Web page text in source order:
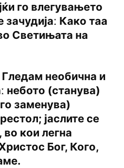
го влегувањето
зачудијаː Како таа
Светињата на
необична и
небото (станува)
заменува)
јаслите се
кои легна
Бог, Кого,